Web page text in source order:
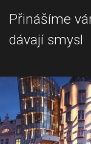
Přinášíme
dávají smysl